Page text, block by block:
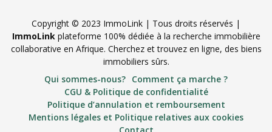
Copyright © 2023 ImmoLink | Tous droits réservés |
ImmoLinkplateforme 100% dédiée à la recherche immobilière
collaborative en Afrique. Cherchez et trouvez en ligne, des biens
immobiliers sûrs.
Qui sommes-nous? Comment ça marche ?
CGU & Politique de confidentialité
Politique d’annulation et remboursement
Mentions légales et Politique relatives aux cookies